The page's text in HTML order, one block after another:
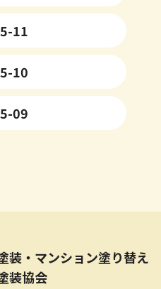
11
10
09
装・マンション塗り替え
装協会